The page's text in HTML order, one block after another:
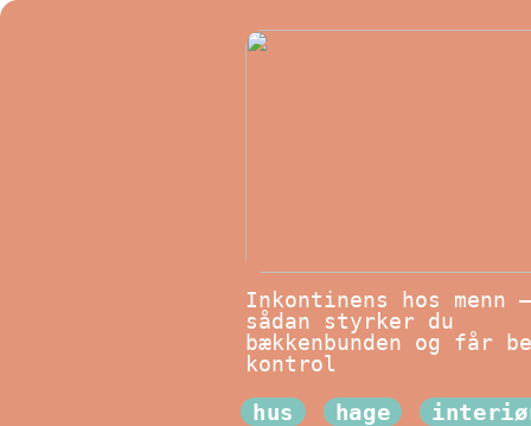
Inkontinens hos menn –
sådan styrker du
bækkenbunden og får
kontrol
hus hage